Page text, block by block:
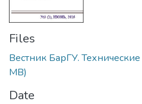
Files
Вестник БарГУ.
MB)
Date